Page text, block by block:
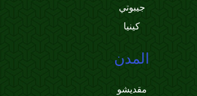
جيبوتي
كينيا
المدن
مقديشو